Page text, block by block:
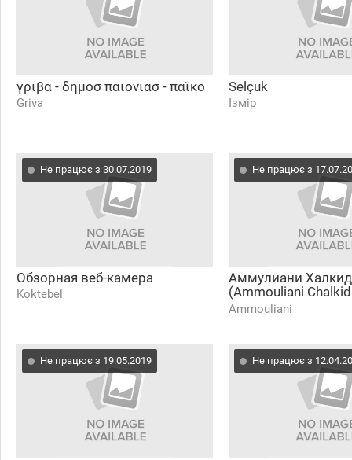
γριβα - δημοσ παιονιασ - παϊκο
Griva
Selçuk
Ізмір
Не працює з 30.07.2019
Обзорная веб-камера
Koktebel
Не працює з
Аммулиани
(Ammouliani
αμμουλιανη
Ammouliani
Не працює з 19.05.2019 Не працює з